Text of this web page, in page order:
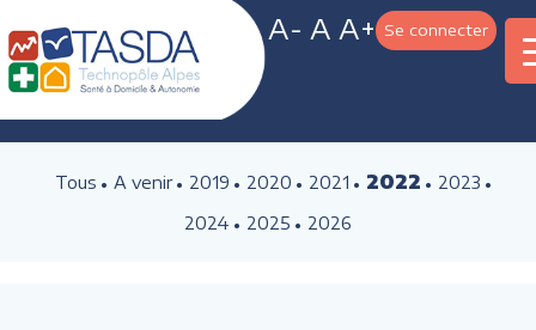
A- A A+ Se connecter
Tous A venir 2019 2020 2021 2022
2023
2024
2025 2026